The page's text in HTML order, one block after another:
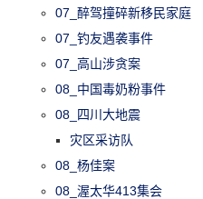
07_醉驾撞碎新移民家庭
07_钓友遇袭事件
07_高山涉贪案
08_中国毒奶粉事件
08_四川大地震
灾区采访队
08_杨佳案
08_渥太华413集会